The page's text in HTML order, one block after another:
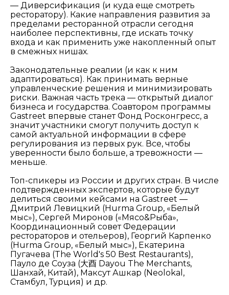
— Диверсификация (и куда еще смотреть
ресторатору). Какие направления развития за
пределами ресторанной отрасли сегодня
наиболее перспективны, где искать точку
входа и как применить уже накопленный опыт
в смежных нишах.
Законодательные реалии (и как к ним
адаптироваться). Как принимать верные
управленческие решения и минимизировать
риски. Важная часть трека — открытый диалог
бизнеса и государства. Соавтором программы
Gastreet впервые станет Фонд Росконгресс, а
значит участники смогут получить доступ к
самой актуальной информации в сфере
регулирования из первых рук. Все, чтобы
уверенности было больше, а тревожности —
меньше.
Топ-спикеры из России и других стран. В числе
подтвержденных экспертов, которые будут
делиться своими кейсами на Gastreet —
Дмитрий Левицкий (Hurma Group, «Белый
мыс»), Сергей Миронов («Мясо&Рыба»,
Координационный совет Федерации
рестораторов и отельеров), Георгий Карпенко
(Hurma Group, «Белый мыс»), Екатерина
Пугачева (The World's 50 Best Restaurants),
Пауло де Соуза (大酉 Dayou The Merchants,
Шанхай, Китай), Максут Ашкар (Neolokal,
Стамбул, Турция) и др.